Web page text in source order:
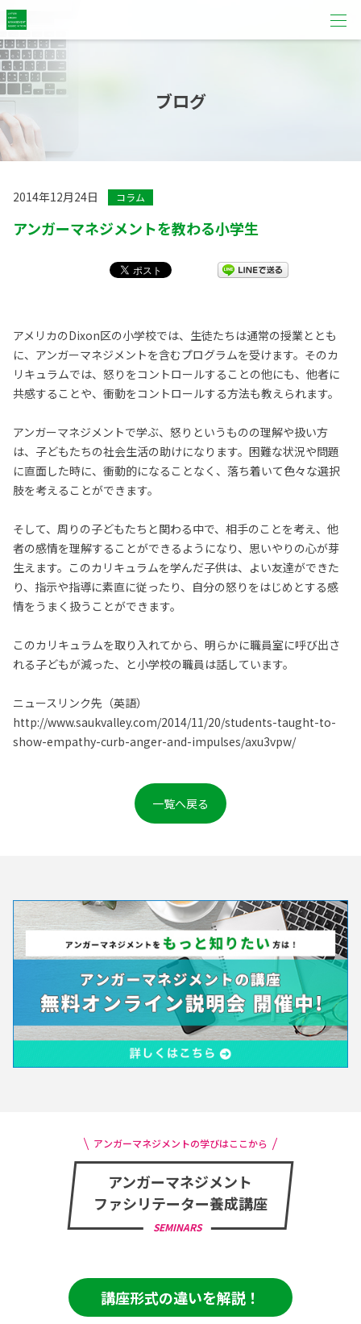
ブログ
2014年12月24日 コラム
アンガーマネジメントを教わる小学生
アメリカのDixon区の小学校では、生徒たちは通常の授業ととも
に、アンガーマネジメントを含むプログラムを受けます。そのカ
リキュラムでは、怒りをコントロールすることの他にも、他者に
共感することや、衝動をコントロールする方法も教えられます。
アンガーマネジメントで学ぶ、怒りというものの理解や扱い方
は、子どもたちの社会生活の助けになります。困難な状況や問題
に直面した時に、衝動的になることなく、落ち着いて色々な選択
肢を考えることができます。
そして、周りの子どもたちと関わる中で、相手のことを考え、他
者の感情を理解することができるようになり、思いやりの心が芽
生えます。このカリキュラムを学んだ子供は、よい友達ができた
り、指示や指導に素直に従ったり、自分の怒りをはじめとする感
情をうまく扱うことができます。
このカリキュラムを取り入れてから、明らかに職員室に呼び出さ
れる子どもが減った、と小学校の職員は話しています。
ニュースリンク先（英語）
http://www.saukvalley.com/2014/11/20/students-taught-to-
show-empathy-curb-anger-and-impulses/axu3vpw/
一覧へ戻る
アンガーマネジメントの学びはここから
アンガーマネジメント
ファシリテーター養成講座
SEMINARS
講座形式の違いを解説！